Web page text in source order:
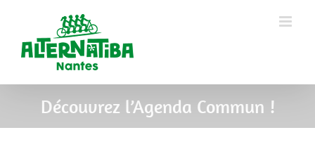
Découvrez l’Agenda Commun !